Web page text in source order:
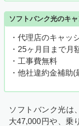
ソフトバンク光のキ
・代理店のキャッ
・25ヶ月目まで月
・工事費無料
・他社違約金補助
ソフトバンク光は
大47,000円や、乗